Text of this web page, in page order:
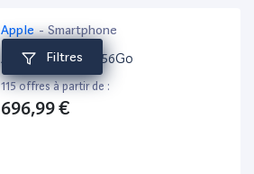
Filtres
Apple- Smartphone
Apple iPhone 17 256Go
115 offres à partir de :
696,99 €